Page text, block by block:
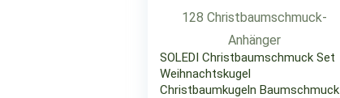
SOLEDI Christbaumschmuck Set
Weihnachtskugel
Christbaumkugeln Baumschmuck